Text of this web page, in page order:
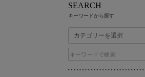
SEARCH
キーワードから探す